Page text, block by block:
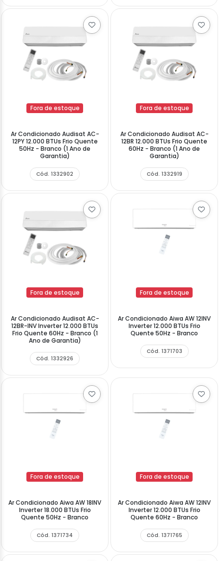
Fora de estoque
Ar Condicionado Audisat AC-
12PY 12.000 BTUs Frio Quente
50Hz - Branco (1 Ano de
Garantia)
Cód. 1332902
Fora de estoque
Ar Condicionado Audisat AC-
12BR 12.000 BTUs Frio Quente
60Hz - Branco (1 Ano de
Garantia)
Cód. 1332919
Fora de estoque
Ar Condicionado Audisat AC-
12BR-INV Inverter 12.000 BTUs
Frio Quente 60Hz - Branco (1
Ano de Garantia)
Cód. 1332926
Fora de estoque
Ar Condicionado Aiwa AW 12INV
Inverter 12.000 BTUs Frio
Quente 50Hz - Branco
Cód. 1371703
Fora de estoque
Ar Condicionado Aiwa AW 18INV
Inverter 18.000 BTUs Frio
Quente 50Hz - Branco
Cód. 1371734
Fora de estoque
Ar Condicionado Aiwa AW 12INV
Inverter 12.000 BTUs Frio
Quente 60Hz - Branco
Cód. 1371765